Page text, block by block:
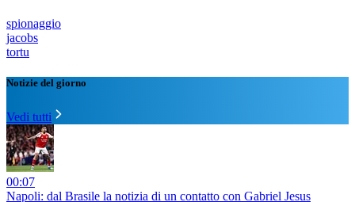
spionaggio
jacobs
tortu
Notizie del giorno
Vedi tutti
00:07
Napoli: dal Brasile la notizia di un contatto con Gabriel Jesus